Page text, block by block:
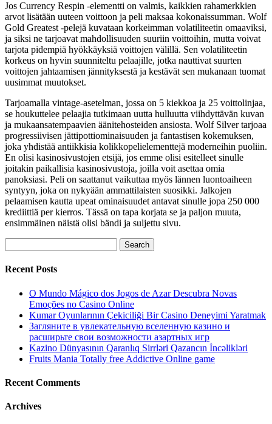
Jos Currency Respin -elementti on valmis, kaikkien rahamerkkien
arvot lisätään uuteen voittoon ja peli maksaa kokonaissumman. Wolf
Gold Greatest -pelejä kuvataan korkeimman volatiliteetin omaaviksi,
ja siksi ne tarjoavat mahdollisuuden suuriin voittoihin, mutta voivat
tarjota pidempiä hyökkäyksiä voittojen välillä. Sen volatiliteetin
korkeus on hyvin suunniteltu pelaajille, jotka nauttivat suurten
voittojen jahtaamisen jännityksestä ja kestävät sen mukanaan tuomat
uusimmat muutokset.
Tarjoamalla vintage-asetelman, jossa on 5 kiekkoa ja 25 voittolinjaa,
se houkuttelee pelaajia tutkimaan uutta hulluutta viihdyttävän kuvan
ja mukaansatempaavien äänitehosteiden ansiosta. Wolf Silver tarjoaa
progressiivisen jättipottiominaisuuden ja fantastisen kokemuksen,
joka yhdistää antiikkisia kolikkopelielementtejä moderneihin puoliin.
En olisi kasinosivustojen etsijä, jos emme olisi esitelleet sinulle
joitakin paikallisia kasinosivustoja, joilla voit asettaa omia
panoksiasi. Peli on saattanut vaikuttaa myös lännen luontoaiheen
syntyyn, joka on nykyään ammattilaisten suosikki. Jalkojen
pelaamisen kautta upeat ominaisuudet antavat sinulle jopa 250 000
krediittiä per kierros. Tässä on tapa korjata se ja paljon muuta,
ensimmäinen näistä olisi bändi ja suljettu sivu.
for:
Recent Posts
O Mundo Mágico dos Jogos de Azar Descubra Novas
Emoções no Casino Online
Kumar Oyunlarının Çekiciliği Bir Casino Deneyimi Yaratmak
Загляните в увлекательную вселенную казино и
расширьте свои возможности азартных игр
Kazino Dünyasının Qaranlıq Sirrləri Qazancın İncəlikləri
Fruits Mania Totally free Addictive Online game
Recent Comments
Archives